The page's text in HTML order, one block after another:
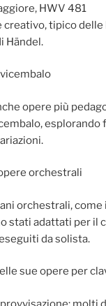
HWV 481
creativo, tipico
Händel.
opere più
esplorando
orchestrali
orchestrali,
stati adattati per il
da solista.
sue opere per